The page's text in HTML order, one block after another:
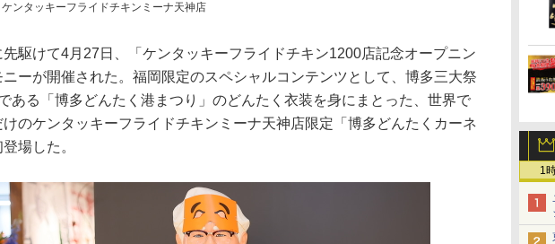
1
ケンタッキーフライドチキンミーナ天神店
駆けて4月27日、「ケンタッキーフライドチキン1200店記念オープニン
ニーが開催された。福岡限定のスペシャルコンテンツとして、博多三大祭
ある「博多どんたく港まつり」のどんたく衣装を身にまとった、世界で
けのケンタッキーフライドチキンミーナ天神店限定「博多どんたくカーネ
場した。